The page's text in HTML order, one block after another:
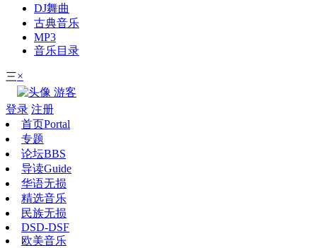
DJ舞曲
古典音乐
MP3
音乐目录
三×
游客
登录 注册
首页Portal
专题
论坛BBS
导读Guide
华语无损
精选音乐
民族无损
DSD-DSF
欧美音乐